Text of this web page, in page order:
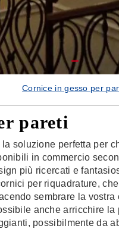
Cornice in gesso per
pareti
soluzione perfetta per
in commercio
più ricercati e
per riquadrature,
sembrare la
anche arricchire
possibilmente da